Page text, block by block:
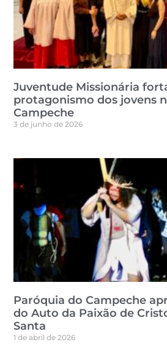
Juventude Missionária
protagonismo dos jovens
Campeche
3 de junho de 2026
Paróquia do Campeche
do Auto da Paixão de
Santa
1 de abril de 2026